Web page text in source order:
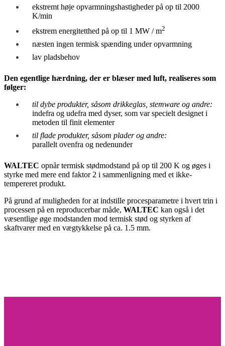
ekstremt høje opvarmningshastigheder på op til 2000
K/min
ekstrem energitetthed på op til 1 MW / m2
næsten ingen termisk spænding under opvarmning
lav pladsbehov
Den egentlige hærdning, der er blæser med luft, realiseres som
følger:
til dybe produkter, såsom drikkeglas, stemware og andre:
indefra og udefra med dyser, som var specielt designet i
metoden til finit elementer
til flade produkter, såsom plader og andre:
parallelt ovenfra og nedenunder
WALTEC opnår termisk stødmodstand på op til 200 K og øges i
styrke med mere end faktor 2 i sammenligning med et ikke-
tempereret produkt.
På grund af muligheden for at indstille procesparametre i hvert trin i
processen på en reproducerbar måde, WALTEC kan også i det
væsentlige øge modstanden mod termisk stød og styrken af ​​
skaftvarer med en vægtykkelse på ca. 1.5 mm.